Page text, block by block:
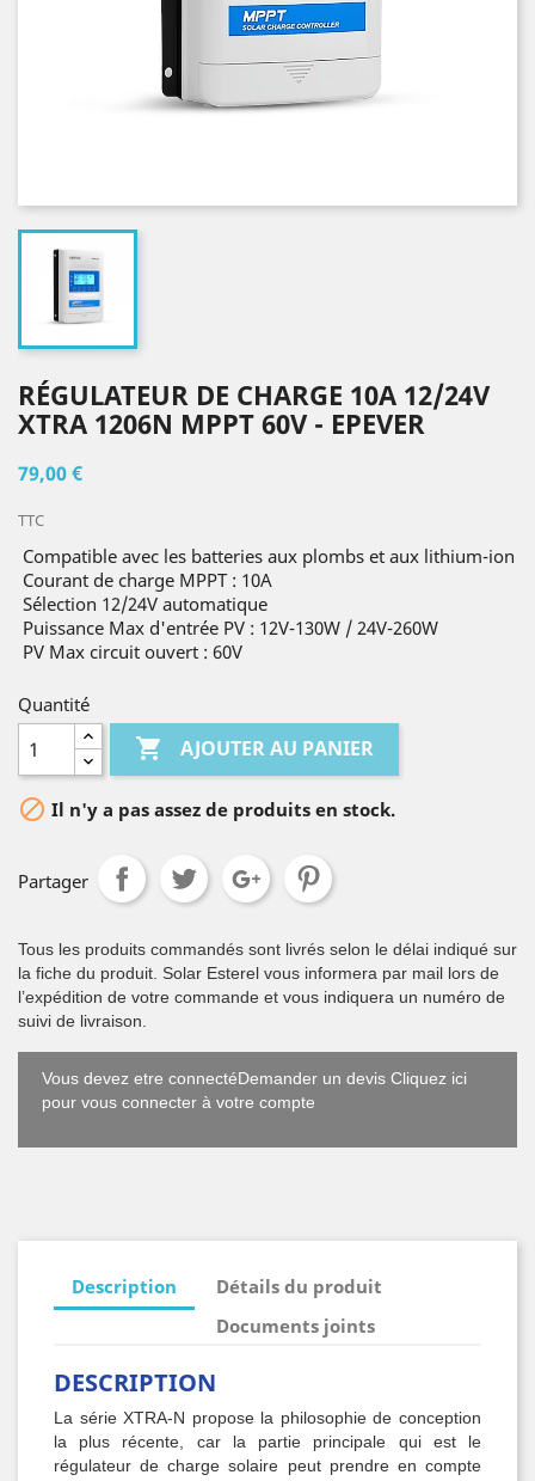
RÉGULATEUR DE CHARGE 10A 12/24V
XTRA 1206N MPPT 60V - EPEVER
79,00 €
TTC
Compatible avec les batteries aux plombs et aux lithium-ion
Courant de charge MPPT : 10A
Sélection 12/24V automatique
Puissance Max d'entrée PV : 12V-130W / 24V-260W
PV Max circuit ouvert : 60V
Quantité
 AJOUTER AU PANIER
 Il n'y a pas assez de produits en stock.
Partager
Tous les produits commandés sont livrés selon le délai indiqué sur
la fiche du produit. Solar Esterel vous informera par mail lors de
l’expédition de votre commande et vous indiquera un numéro de
suivi de livraison.
Vous devez etre connectéDemander un devis Cliquez ici
pour vous connecter à votre compte
Description
Détails du produit
Documents joints
DESCRIPTION
La série XTRA-N propose la philosophie de conception
la plus récente, car la partie principale qui est le
régulateur de charge solaire peut prendre en compte